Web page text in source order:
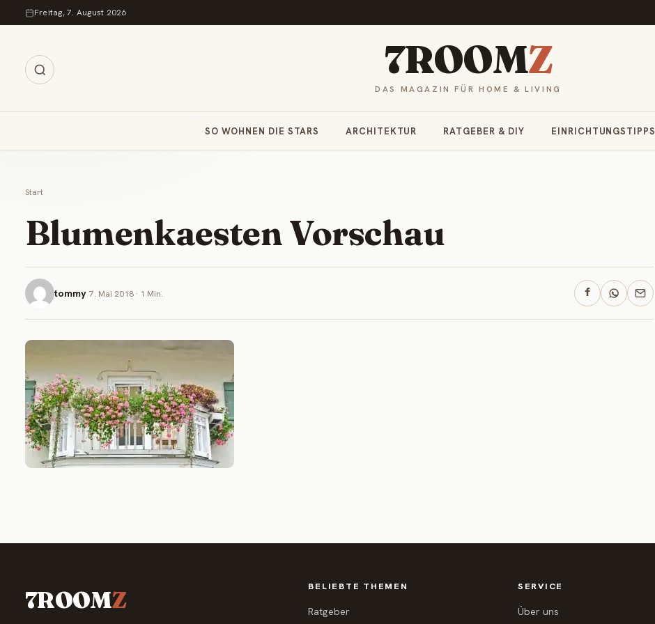
Zum Inhalt springen
Freitag, 7. August 2026
7ROOMZ
DAS MAGAZIN FÜR HOME & LIVING
SO WOHNEN DIE STARS ARCHITEKTUR RATGEBER & DIY EINRICHTUNGSTIPPS
Start
Blumenkaesten Vorschau
tommy 7. Mai 2018 · 1 Min.
7ROOMZ BELIEBTE THEMEN
Ratgeber
SERVICE
Über uns